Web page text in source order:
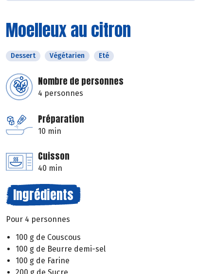
Moelleux au citron
Dessert Végétarien Eté
Nombre de personnes
4 personnes
Préparation
10 min
Cuisson
40 min
Ingrédients
Pour 4 personnes
100 g de Couscous
100 g de Beurre demi-sel
100 g de Farine